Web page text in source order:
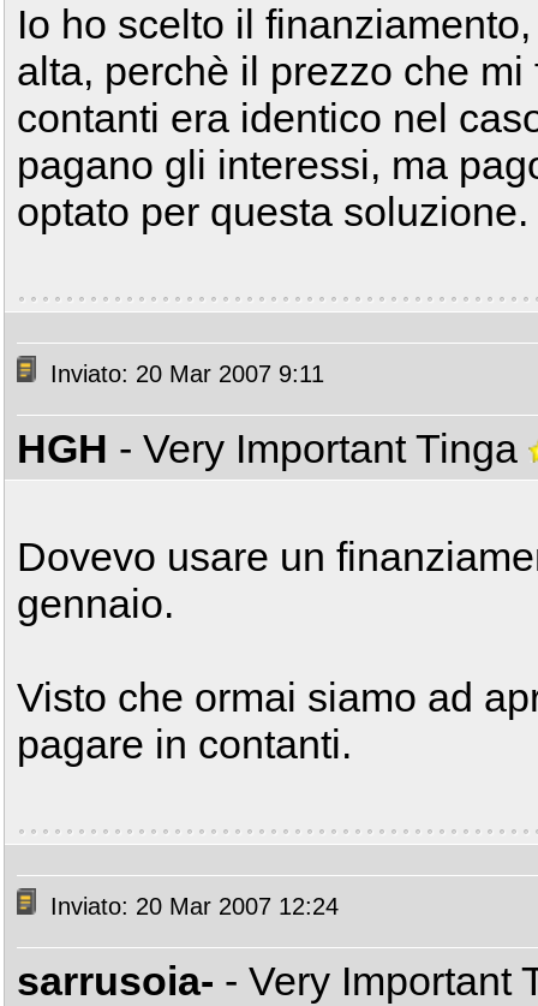
Io ho scelto il
alta, perchè il prezzo che
contanti era identico nel
pagano gli interessi, ma
optato per questa soluzione.
Inviato: 20 Mar 2007 9:11
HGH - Very Important Tinga
Dovevo usare un
gennaio.
Visto che ormai siamo ad
pagare in contanti.
Inviato: 20 Mar 2007 12:24
sarrusoia- - Very Important